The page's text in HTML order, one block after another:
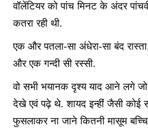
वॉलेंटियर को पांच मिनट के अंदर
कतरा रही थी.
एक और पतला-सा अंधेरा-सा बंद
और एक गन्दी सी रस्सी.
वो सभी भयानक दृश्य याद आने लगे जो
देखे एवं पढ़े थे. शायद इन्हीं जैसी कोई
फुसलाकर ना जाने कितनी मासूम